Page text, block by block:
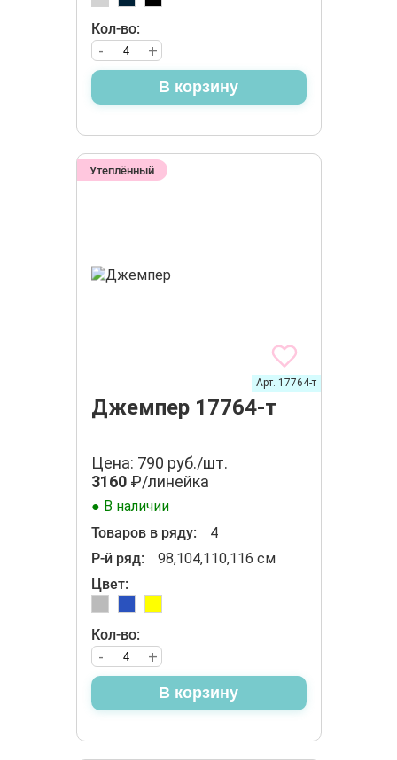
Кол-во:
+
-
В корзину
Утеплённый
Джемпер 17764-т
Арт. 17764-т
Цена: 790 руб./шт.
3160₽/линейка
● В наличии
Товаров в ряду:
4
Р-й ряд:
98,104,110,116 см
Цвет:
Кол-во:
+
-
В корзину